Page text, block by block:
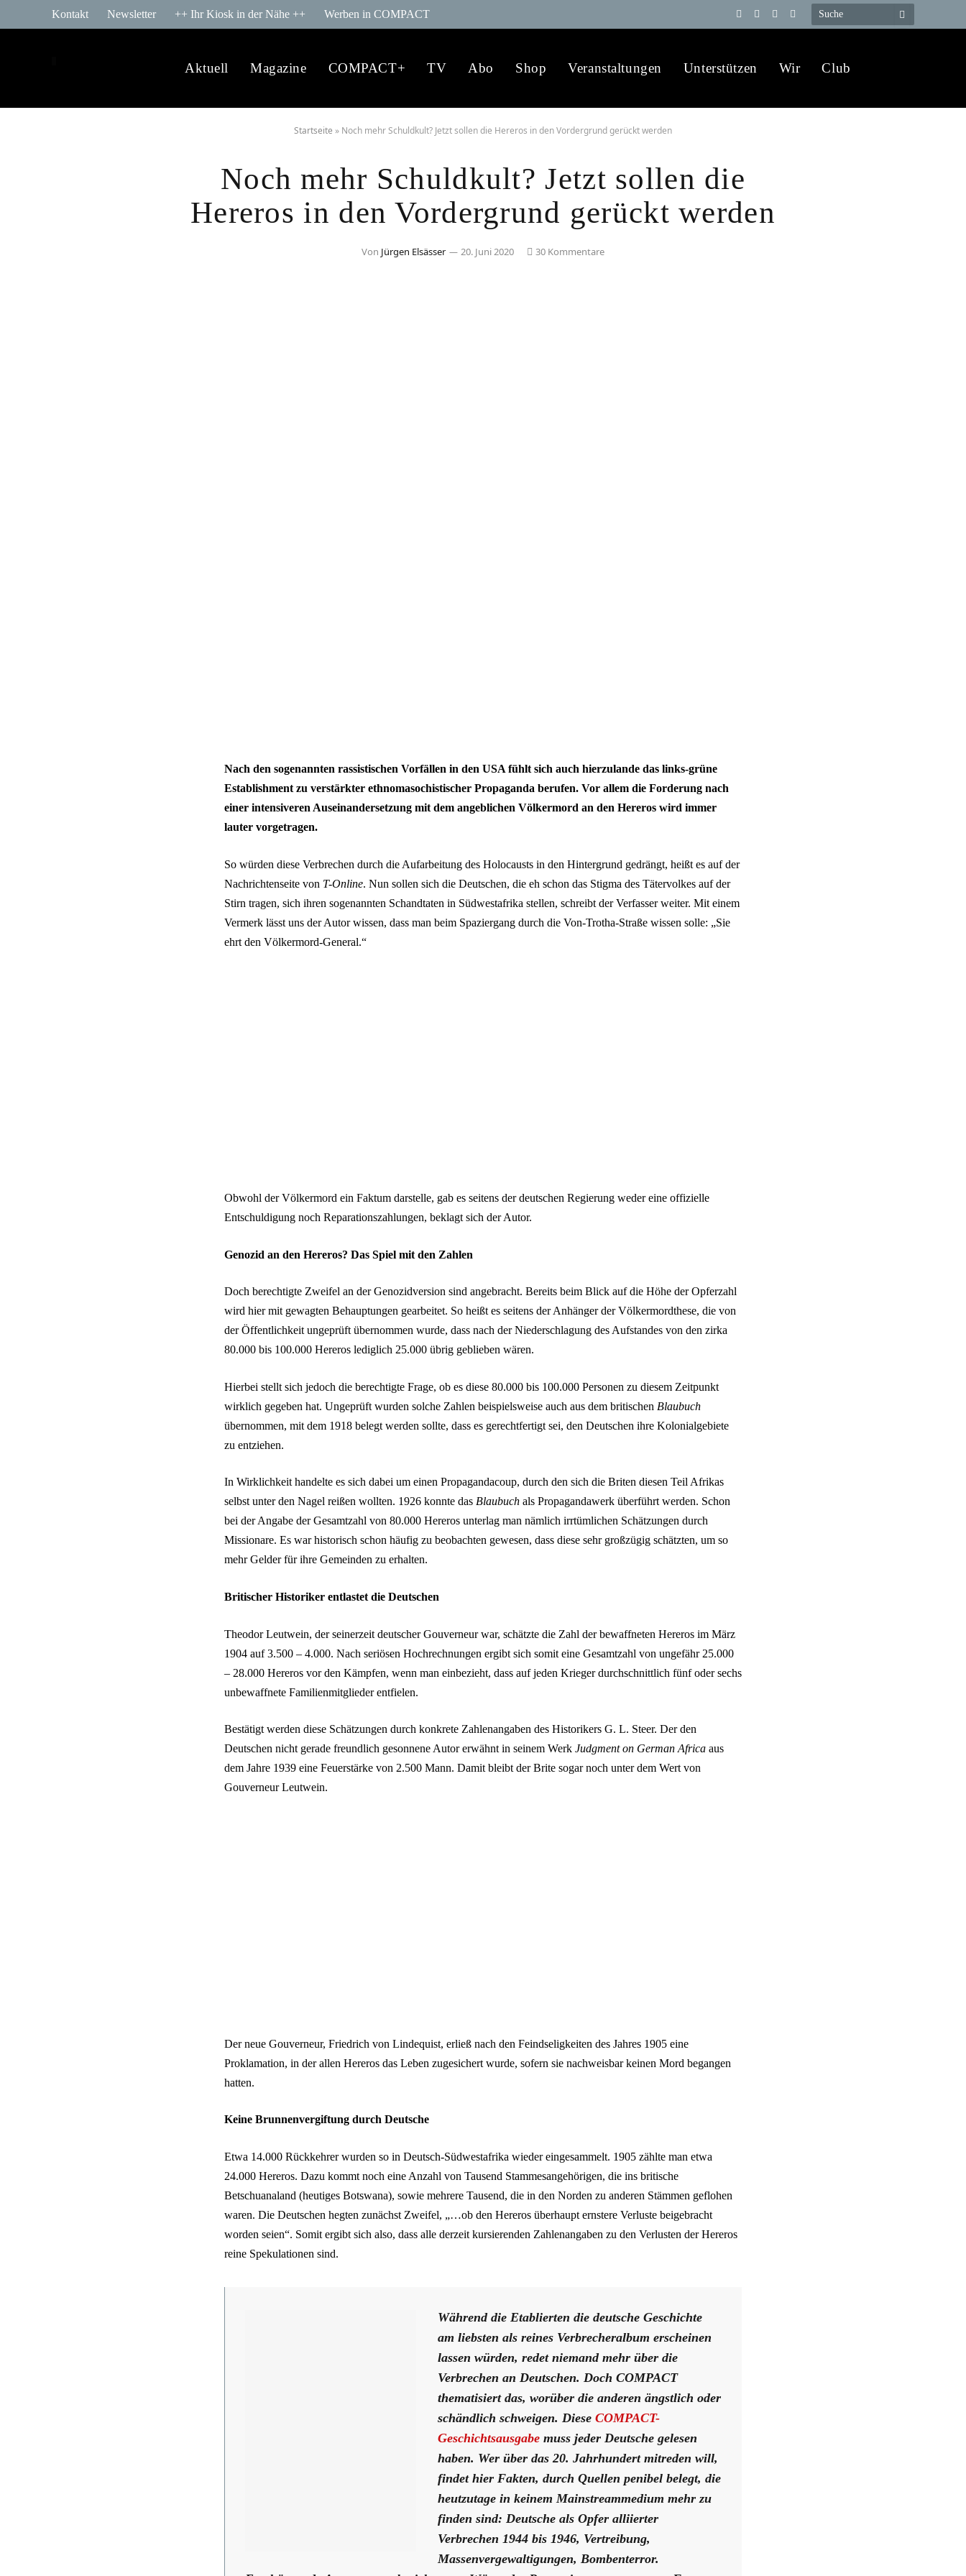
Kontakt Newsletter ++ Ihr Kiosk in der Nähe ++ Werben in COMPACT
Telegram
YouTube
X
WhatsApp
Aktuell Magazine COMPACT+ TV Abo Shop Veranstaltungen Unterstützen Wir Club
Startseite » Noch mehr Schuldkult? Jetzt sollen die Hereros in den Vordergrund gerückt werden
Noch mehr Schuldkult? Jetzt sollen die
Hereros in den Vordergrund gerückt werden
Von Jürgen Elsässer 20. Juni 2020 30 Kommentare
Nach den sogenannten rassistischen Vorfällen in den USA fühlt sich auch hierzulande das links-grüne
Establishment zu verstärkter ethnomasochistischer Propaganda berufen. Vor allem die Forderung nach
einer intensiveren Auseinandersetzung mit dem angeblichen Völkermord an den Hereros wird immer
lauter vorgetragen.
So würden diese Verbrechen durch die Aufarbeitung des Holocausts in den Hintergrund gedrängt, heißt es auf der
Nachrichtenseite von T-Online. Nun sollen sich die Deutschen, die eh schon das Stigma des Tätervolkes auf der
Stirn tragen, sich ihren sogenannten Schandtaten in Südwestafrika stellen, schreibt der Verfasser weiter. Mit einem
Vermerk lässt uns der Autor wissen, dass man beim Spaziergang durch die Von-Trotha-Straße wissen solle: „Sie
ehrt den Völkermord-General.“
Obwohl der Völkermord ein Faktum darstelle, gab es seitens der deutschen Regierung weder eine offizielle
Entschuldigung noch Reparationszahlungen, beklagt sich der Autor.
Genozid an den Hereros? Das Spiel mit den Zahlen
Doch berechtigte Zweifel an der Genozidversion sind angebracht. Bereits beim Blick auf die Höhe der Opferzahl
wird hier mit gewagten Behauptungen gearbeitet. So heißt es seitens der Anhänger der Völkermordthese, die von
der Öffentlichkeit ungeprüft übernommen wurde, dass nach der Niederschlagung des Aufstandes von den zirka
80.000 bis 100.000 Hereros lediglich 25.000 übrig geblieben wären.
Hierbei stellt sich jedoch die berechtigte Frage, ob es diese 80.000 bis 100.000 Personen zu diesem Zeitpunkt
wirklich gegeben hat. Ungeprüft wurden solche Zahlen beispielsweise auch aus dem britischen Blaubuch
übernommen, mit dem 1918 belegt werden sollte, dass es gerechtfertigt sei, den Deutschen ihre Kolonialgebiete
zu entziehen.
In Wirklichkeit handelte es sich dabei um einen Propagandacoup, durch den sich die Briten diesen Teil Afrikas
selbst unter den Nagel reißen wollten. 1926 konnte das Blaubuch als Propagandawerk überführt werden. Schon
bei der Angabe der Gesamtzahl von 80.000 Hereros unterlag man nämlich irrtümlichen Schätzungen durch
Missionare. Es war historisch schon häufig zu beobachten gewesen, dass diese sehr großzügig schätzten, um so
mehr Gelder für ihre Gemeinden zu erhalten.
Britischer Historiker entlastet die Deutschen
Theodor Leutwein, der seinerzeit deutscher Gouverneur war, schätzte die Zahl der bewaffneten Hereros im März
1904 auf 3.500 – 4.000. Nach seriösen Hochrechnungen ergibt sich somit eine Gesamtzahl von ungefähr 25.000
– 28.000 Hereros vor den Kämpfen, wenn man einbezieht, dass auf jeden Krieger durchschnittlich fünf oder sechs
unbewaffnete Familienmitglieder entfielen.
Bestätigt werden diese Schätzungen durch konkrete Zahlenangaben des Historikers G. L. Steer. Der den
Deutschen nicht gerade freundlich gesonnene Autor erwähnt in seinem Werk Judgment on German Africa aus
dem Jahre 1939 eine Feuerstärke von 2.500 Mann. Damit bleibt der Brite sogar noch unter dem Wert von
Gouverneur Leutwein.
Der neue Gouverneur, Friedrich von Lindequist, erließ nach den Feindseligkeiten des Jahres 1905 eine
Proklamation, in der allen Hereros das Leben zugesichert wurde, sofern sie nachweisbar keinen Mord begangen
hatten.
Keine Brunnenvergiftung durch Deutsche
Etwa 14.000 Rückkehrer wurden so in Deutsch-Südwestafrika wieder eingesammelt. 1905 zählte man etwa
24.000 Hereros. Dazu kommt noch eine Anzahl von Tausend Stammesangehörigen, die ins britische
Betschuanaland (heutiges Botswana), sowie mehrere Tausend, die in den Norden zu anderen Stämmen geflohen
waren. Die Deutschen hegten zunächst Zweifel, „…ob den Hereros überhaupt ernstere Verluste beigebracht
worden seien“. Somit ergibt sich also, dass alle derzeit kursierenden Zahlenangaben zu den Verlusten der Hereros
reine Spekulationen sind.
Während die Etablierten die deutsche Geschichte
am liebsten als reines Verbrecheralbum erscheinen
lassen würden, redet niemand mehr über die
Verbrechen an Deutschen. Doch COMPACT
thematisiert das, worüber die anderen ängstlich oder
schändlich schweigen. Diese COMPACT-
Geschichtsausgabe muss jeder Deutsche gelesen
haben. Wer über das 20. Jahrhundert mitreden will,
findet hier Fakten, durch Quellen penibel belegt, die
heutzutage in keinem Mainstreammedium mehr zu
finden sind: Deutsche als Opfer alliierter
Verbrechen 1944 bis 1946, Vertreibung,
Massenvergewaltigungen, Bombenterror.